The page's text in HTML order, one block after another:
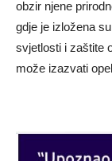
obzir njene
gdje je izložena
svjetlosti i zaštite
može izazvati